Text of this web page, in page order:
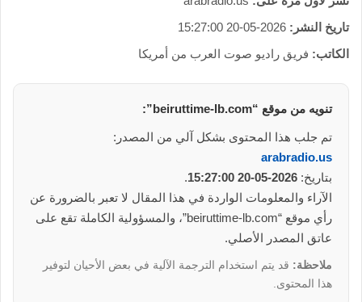
تاريخ النشر: 2026-05-20 15:27:00
الكاتب: فريق راديو صوت العرب من أمريكا
تنويه من موقع “beiruttime-lb.com”:
تم جلب هذا المحتوى بشكل آلي من المصدر:
arabradio.us
بتاريخ: 2026-05-20 15:27:00
.
الآراء والمعلومات الواردة في هذا المقال لا تعبر بالضرورة عن
رأي موقع “beiruttime-lb.com”، والمسؤولية الكاملة تقع على
عاتق المصدر الأصلي.
ملاحظة: قد يتم استخدام الترجمة الآلية في بعض الأحيان لتوفير
هذا المحتوى.